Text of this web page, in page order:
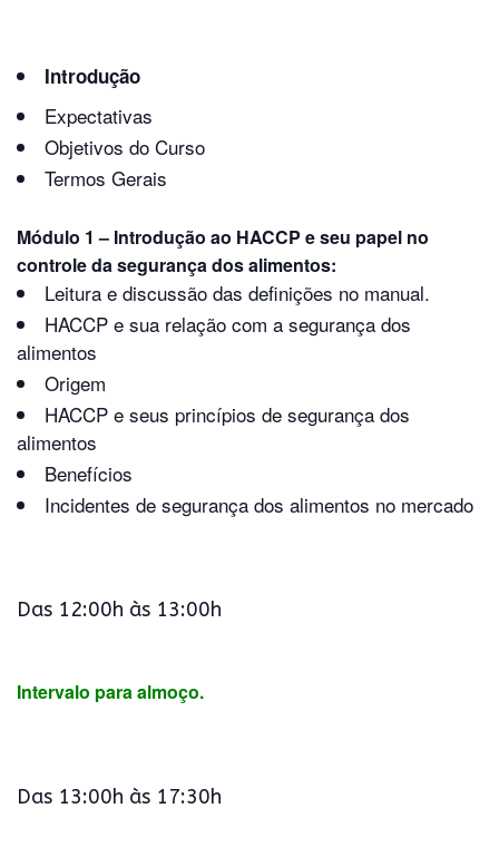
Introdução
Expectativas
Objetivos do Curso
Termos Gerais
Módulo 1 – Introdução ao HACCP e seu papel no
controle da segurança dos alimentos:
Leitura e discussão das definições no manual.
HACCP e sua relação com a segurança dos
alimentos
Origem
HACCP e seus princípios de segurança dos
alimentos
Benefícios
Incidentes de segurança dos alimentos no mercado
Das 12:00h às 13:00h
Intervalo para almoço.
Das 13:00h às 17:30h